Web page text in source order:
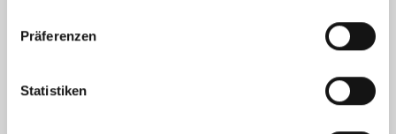
Präferenzen
Statistiken